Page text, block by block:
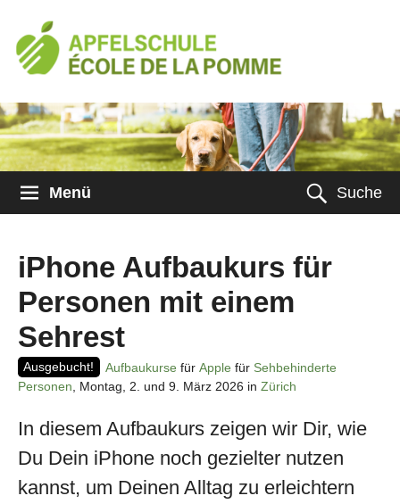
Menü Suche
iPhone Aufbaukurs für
Personen mit einem
Sehrest
Ausgebucht! Aufbaukurse fürApple für Sehbehinderte
Personen , Montag, 2. und 9. März 2026 in Zürich
In diesem Aufbaukurs zeigen wir Dir, wie
Du Dein iPhone noch gezielter nutzen
kannst, um Deinen Alltag zu erleichtern